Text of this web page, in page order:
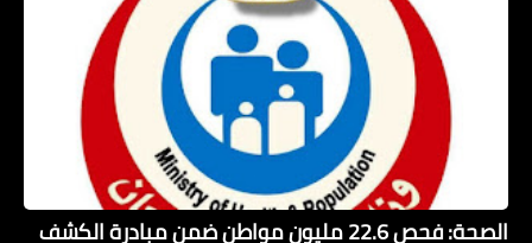
الصحة: فحص 22.6 مليون مواطن ضمن مبادرة الكشف